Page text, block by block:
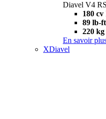
Diavel V4
180 cv
89 lb-ft
220 kg
En savoir
XDiavel